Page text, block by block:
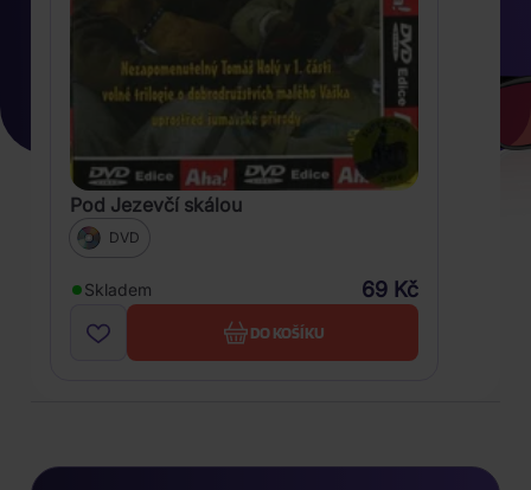
Pod Jezevčí skálou
DVD
Skladem 69 Kč
DO KOŠÍKU